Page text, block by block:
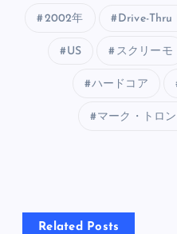
2002年 Drive-Thru
US スクリーモ
ハードコア
マーク・トロン
Related Posts